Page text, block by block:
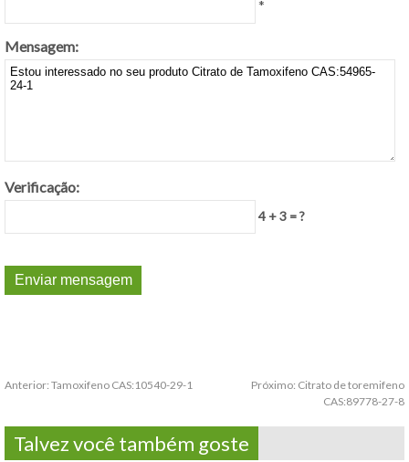
*
Mensagem:
Verificação:
4 + 3 = ?
Anterior: Tamoxifeno CAS:10540-29-1 Próximo: Citrato de toremifeno
CAS:89778-27-8
Talvez você também goste